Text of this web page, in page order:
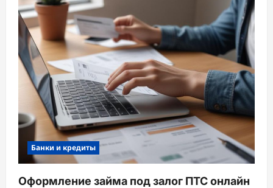
Банки и кредиты
Оформление займа под залог ПТС онлайн